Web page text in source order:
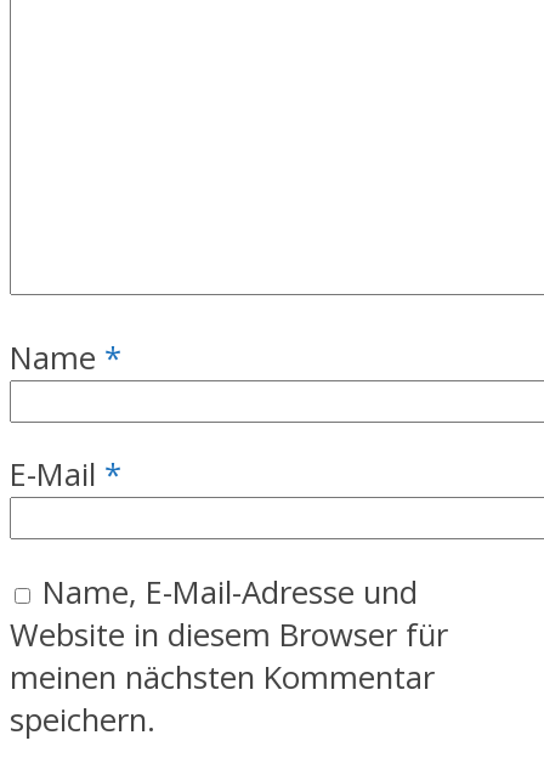
Name *
E-Mail *
Name, E-Mail-Adresse und
Website in diesem Browser für
meinen nächsten Kommentar
speichern.